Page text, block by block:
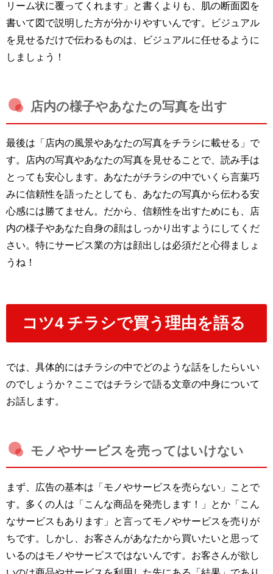
リーム状に覆ってくれます」と書くよりも、肌の断面図を
書いて図で説明した方が分かりやすいんです。ビジュアル
を見せるだけで伝わるものは、ビジュアルに任せるように
しましょう！
店内の様子やあなたの写真を出す
最後は「店内の風景やあなたの写真をチラシに載せる」で
す。店内の写真やあなたの写真を見せることで、読み手は
とっても安心します。あなたがチラシの中でいくら言葉巧
みに信頼性を語ったとしても、あなたの写真から伝わる安
心感には勝てません。だから、信頼性を出すためにも、店
内の様子やあなた自身の顔はしっかり出すようにしてくだ
さい。特にサービス業の方は顔出しは必須だと心得ましょ
うね！
コツ4 チラシで買う理由を語る
では、具体的にはチラシの中でどのような話をしたらいい
のでしょうか？ここではチラシで語る文章の中身について
お話します。
モノやサービスを売ってはいけない
まず、広告の基本は「モノやサービスを売らない」ことで
す。多くの人は「こんな商品を発売します！」とか「こん
なサービスもあります」と言ってモノやサービスを売りが
ちです。しかし、お客さんがあなたから買いたいと思って
いるのはモノやサービスではないんです。お客さんが欲し
いのは商品やサービスを利用した先にある「結果」であり